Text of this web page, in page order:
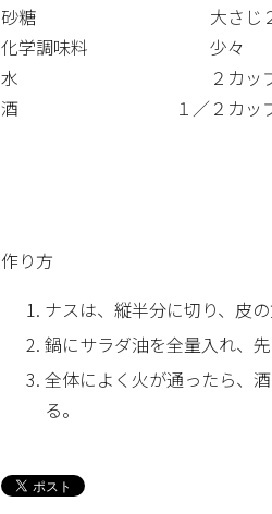
砂糖 大さじ
化学調味料 少々
水 ２カッ
酒 １／２カッ
作り方
ナスは、縦半分に切り、皮
鍋にサラダ油を全量入れ、
全体によく火が通ったら、
る。